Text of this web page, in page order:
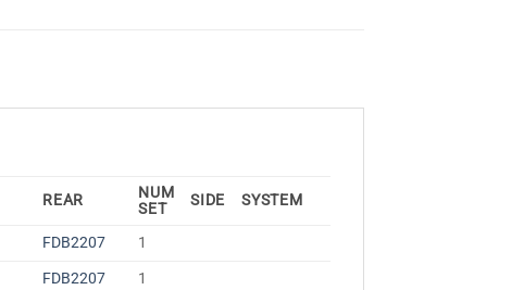
REAR
NUM
SET
SIDE SYSTEM
FDB2207
1
FDB2207
1